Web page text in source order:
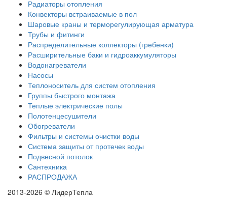
Радиаторы отопления
Конвекторы встраиваемые в пол
Шаровые краны и терморегулирующая арматура
Трубы и фитинги
Распределительные коллекторы (гребенки)
Расширительные баки и гидроаккумуляторы
Водонагреватели
Насосы
Теплоноситель для систем отопления
Группы быстрого монтажа
Теплые электрические полы
Полотенцесушители
Обогреватели
Фильтры и системы очистки воды
Система защиты от протечек воды
Подвесной потолок
Сантехника
РАСПРОДАЖА
2013-2026 © ЛидерТепла